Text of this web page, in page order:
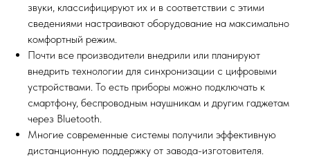
звуки, классифицируют их и в соответствии с этими
сведениями настраивают оборудование на максимально
комфортный режим.
Почти все производители внедрили или планируют
внедрить технологии для синхронизации с цифровыми
устройствами. То есть приборы можно подключать к
смартфону, беспроводным наушникам и другим гаджетам
через Bluetooth.
Многие современные системы получили эффективную
дистанционную поддержку от завода-изготовителя.